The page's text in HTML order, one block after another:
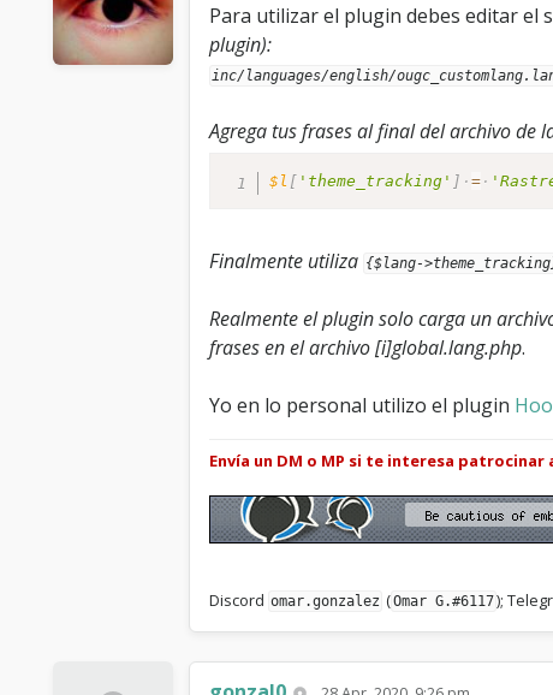
Para utilizar el plugin debes editar el
plugin):
inc/languages/english/
Agrega tus frases al final del archivo de
$l [ 'theme_tracking' ] =
Finalmente utiliza {$lang-
Realmente el plugin solo carga un
frases en el archivo [i]global.lang.php.
Yo en lo personal utilizo el plugin
Envía un DM o MP si te interesa
Discord omar.gonzalez (Omar G.#6117);